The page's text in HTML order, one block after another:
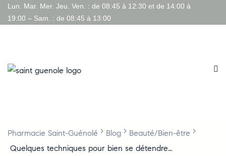
Lun. Mar. Mer. Jeu. Ven. : de 08:45 à 12:30 et de 14:00 à
19:00 – Sam. : de 08:45 à 13:00
Pharmacie Saint-Guénolé > Blog > Beauté/Bien-être >
Quelques techniques pour bien se détendre…